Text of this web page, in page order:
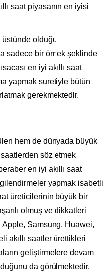
saat piyasanın en iyisi
üstünde olduğu
sadece bir örnek şeklinde
en iyi akıllı saat
yapmak suretiyle bütün
gerekmektedir.
hem de dünyada büyük
saatlerden söz etmek
en iyi akıllı saat
yapmak isabetli
üreticilerinin büyük bir
olmuş ve dikkatleri
Samsung, Huawei,
akıllı saatler ürettikleri
geliştirmelere devam
da görülmektedir.